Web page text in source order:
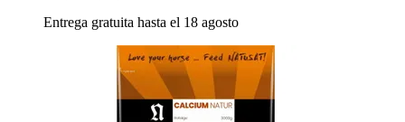
Entrega gratuita hasta el 18 agosto